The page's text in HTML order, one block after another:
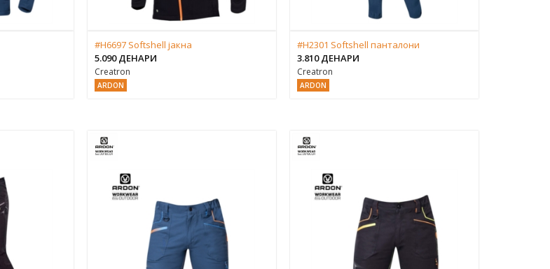
#H6697 Softshell јакна
5.090 ДЕНАРИ
Creatron
ARDON
#H2301 Softshell панталони
3.810 ДЕНАРИ
Creatron
ARDON